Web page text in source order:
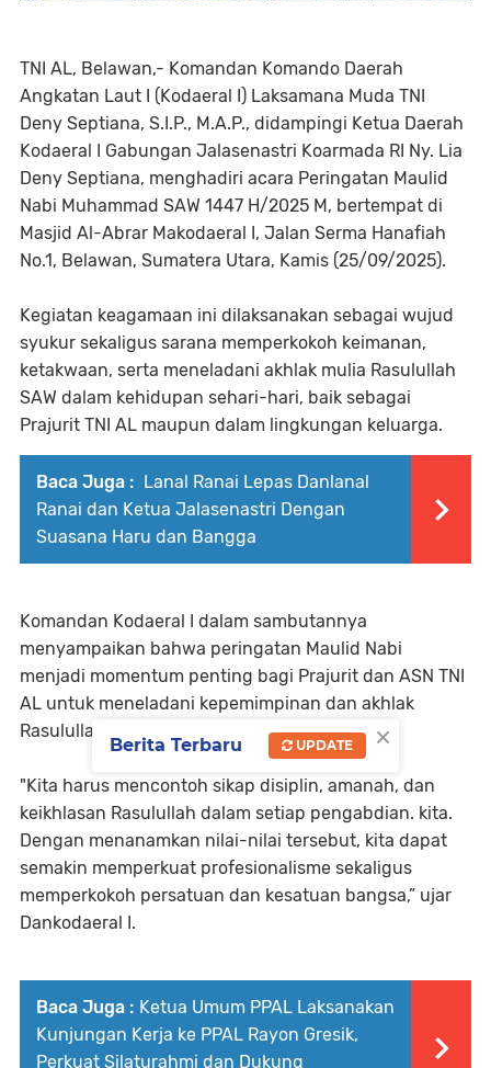
TNI AL, Belawan,- Komandan Komando Daerah
Angkatan Laut I (Kodaeral I) Laksamana Muda TNI
Deny Septiana, S.I.P., M.A.P., didampingi Ketua Daerah
Kodaeral I Gabungan Jalasenastri Koarmada RI Ny. Lia
Deny Septiana, menghadiri acara Peringatan Maulid
Nabi Muhammad SAW 1447 H/2025 M, bertempat di
Masjid Al-Abrar Makodaeral I, Jalan Serma Hanafiah
No.1, Belawan, Sumatera Utara, Kamis (25/09/2025).
Kegiatan keagamaan ini dilaksanakan sebagai wujud
syukur sekaligus sarana memperkokoh keimanan,
ketakwaan, serta meneladani akhlak mulia Rasulullah
SAW dalam kehidupan sehari-hari, baik sebagai
Prajurit TNI AL maupun dalam lingkungan keluarga.
Baca Juga : Lanal Ranai Lepas Danlanal
Ranai dan Ketua Jalasenastri Dengan
Suasana Haru dan Bangga
Komandan Kodaeral I dalam sambutannya
menyampaikan bahwa peringatan Maulid Nabi
menjadi momentum penting bagi Prajurit dan ASN TNI
AL untuk meneladani kepemimpinan dan akhlak
Rasulullah SAW.
"Kita harus mencontoh sikap disiplin, amanah, dan
keikhlasan Rasulullah dalam setiap pengabdian. kita.
Dengan menanamkan nilai-nilai tersebut, kita dapat
semakin memperkuat profesionalisme sekaligus
memperkokoh persatuan dan kesatuan bangsa,” ujar
Dankodaeral I.
Baca Juga : Ketua Umum PPAL Laksanakan
Kunjungan Kerja ke PPAL Rayon Gresik,
Perkuat Silaturahmi dan Dukung
×
Berita Terbaru UPDATE